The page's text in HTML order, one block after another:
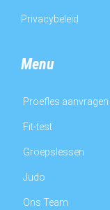
Privacybeleid
Menu
Proefles aanvragen
Fit-test
Groepslessen
Judo
Ons Team